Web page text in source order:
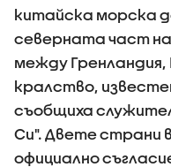
китайска морска
северната част
между
кралство,
съобщиха
Си". Двете страни
официално